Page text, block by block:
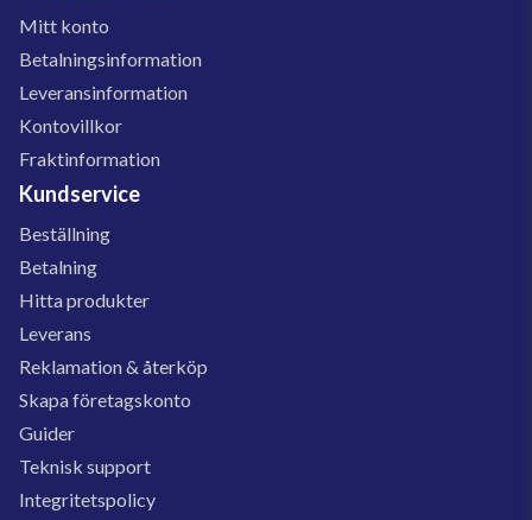
Mitt konto
Betalningsinformation
Leveransinformation
Kontovillkor
Fraktinformation
Kundservice
Beställning
Betalning
Hitta produkter
Leverans
Reklamation & återköp
Skapa företagskonto
Guider
Teknisk support
Integritetspolicy